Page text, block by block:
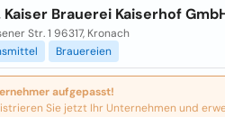
Kaiser Brauerei Kaiserhof
Str. 1 96317, Kronach
Brauereien
aufgepasst!
Sie jetzt Ihr Unternehmen und